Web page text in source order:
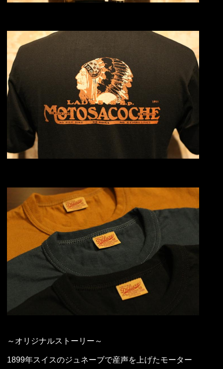
～オリジナルストーリー～
1899年スイスのジュネーブで産声を上げたモーター